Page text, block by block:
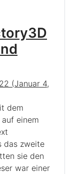
(Januar 4,
dem
einem
das zweite
sie den
war einer